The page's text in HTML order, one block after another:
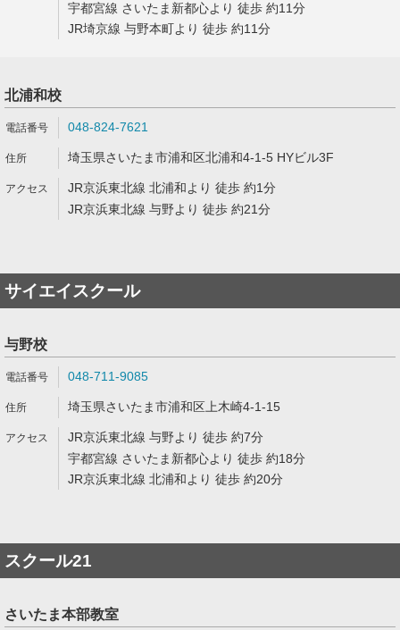
宇都宮線 さいたま新都心より 徒歩 約11分
JR埼京線 与野本町より 徒歩 約11分
北浦和校
048-824-7621
埼玉県さいたま市浦和区北浦和4-1-5 HYビル3F
JR京浜東北線 北浦和より 徒歩 約1分
JR京浜東北線 与野より 徒歩 約21分
サイエイスクール
与野校
048-711-9085
埼玉県さいたま市浦和区上木崎4-1-15
JR京浜東北線 与野より 徒歩 約7分
宇都宮線 さいたま新都心より 徒歩 約18分
JR京浜東北線 北浦和より 徒歩 約20分
スクール21
さいたま本部教室